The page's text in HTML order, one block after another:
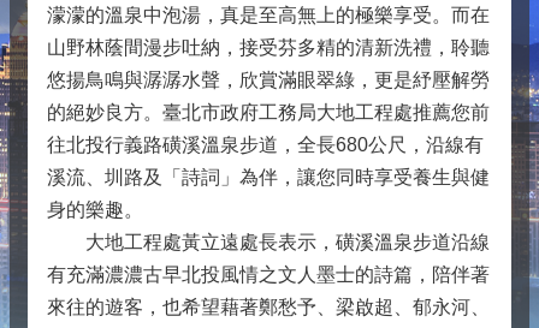
濛濛的溫泉中泡湯，真是至高無上的極樂享受。而在
山野林蔭間漫步吐納，接受芬多精的清新洗禮，聆聽
悠揚鳥鳴與潺潺水聲，欣賞滿眼翠綠，更是紓壓解勞
的絕妙良方。臺北市政府工務局大地工程處推薦您前
往北投行義路磺溪溫泉步道，全長680公尺，沿線有
溪流、圳路及「詩詞」為伴，讓您同時享受養生與健
身的樂趣。
大地工程處黃立遠處長表示，磺溪溫泉步道沿線
有充滿濃濃古早北投風情之文人墨士的詩篇，陪伴著
來往的遊客，也希望藉著鄭愁予、梁啟超、郁永河、